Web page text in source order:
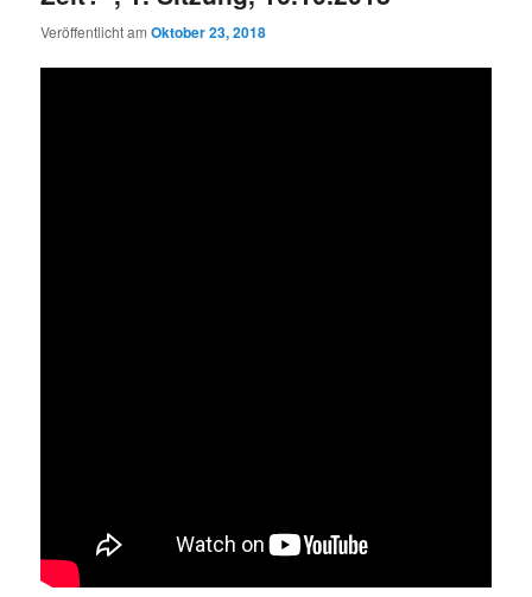
Veröffentlicht amOktober 23, 2018